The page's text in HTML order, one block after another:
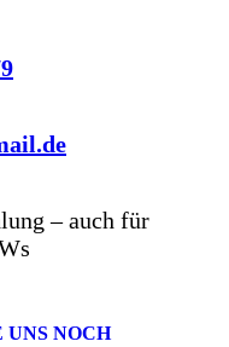
– auch für
NOCH